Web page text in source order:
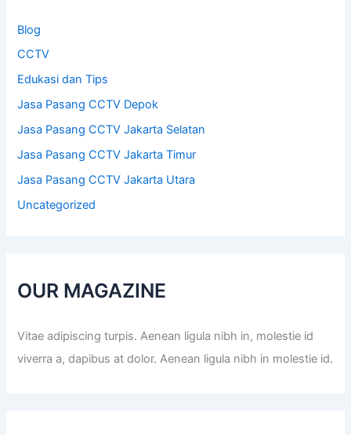
:Blog
CCTV
Edukasi dan Tips
Jasa Pasang CCTV Depok
Jasa Pasang CCTV Jakarta Selatan
Jasa Pasang CCTV Jakarta Timur
Jasa Pasang CCTV Jakarta Utara
Uncategorized
OUR MAGAZINE
Vitae adipiscing turpis. Aenean ligula nibh in, molestie id
viverra a, dapibus at dolor. Aenean ligula nibh in molestie id.